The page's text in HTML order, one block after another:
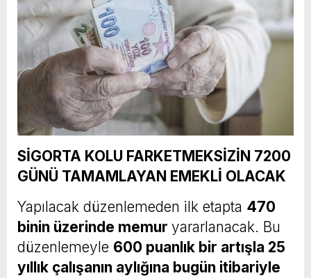
SİGORTA KOLU FARKETMEKSİZİN 7200
GÜNÜ TAMAMLAYAN EMEKLİ OLACAK
Yapılacak düzenlemeden ilk etapta 470
binin üzerinde memur yararlanacak. Bu
düzenlemeyle 600 puanlık bir artışla 25
yıllık çalışanın aylığına bugün itibariyle